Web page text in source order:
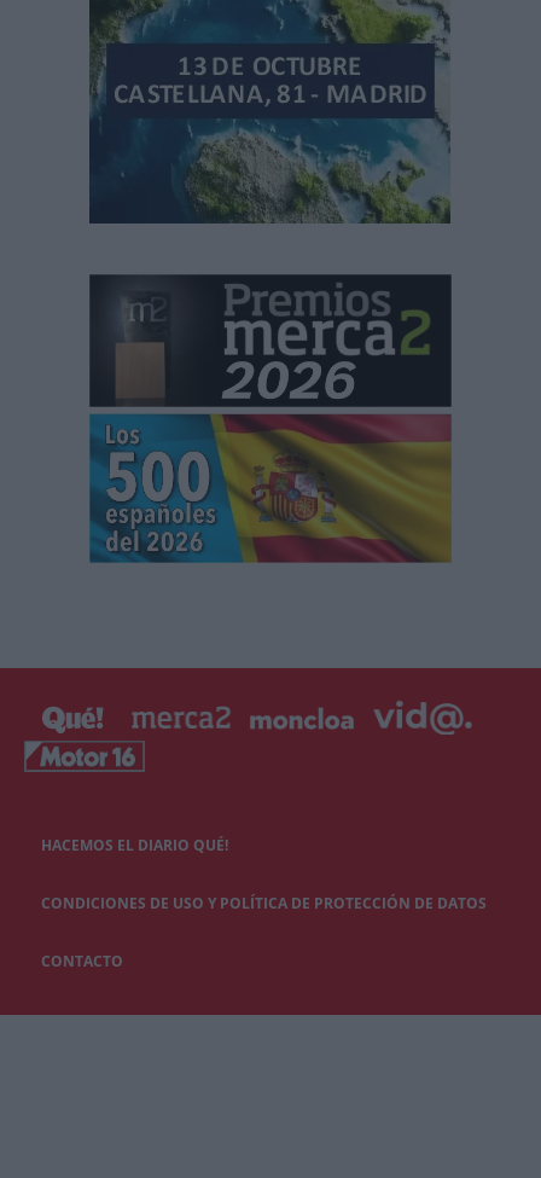
HACEMOS EL DIARIO QUÉ!
CONDICIONES DE USO Y POLÍTICA DE PROTECCIÓN DE DATOS
CONTACTO